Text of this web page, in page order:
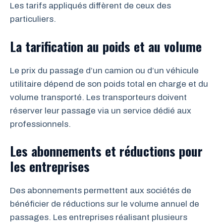
Les tarifs appliqués diffèrent de ceux des
particuliers.
La tarification au poids et au volume
Le prix du passage d’un camion ou d’un véhicule
utilitaire dépend de son poids total en charge et du
volume transporté. Les transporteurs doivent
réserver leur passage via un service dédié aux
professionnels.
Les abonnements et réductions pour
les entreprises
Des abonnements permettent aux sociétés de
bénéficier de réductions sur le volume annuel de
passages. Les entreprises réalisant plusieurs